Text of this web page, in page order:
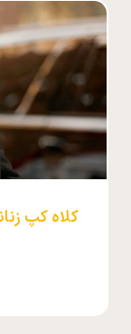
کلاه کپ